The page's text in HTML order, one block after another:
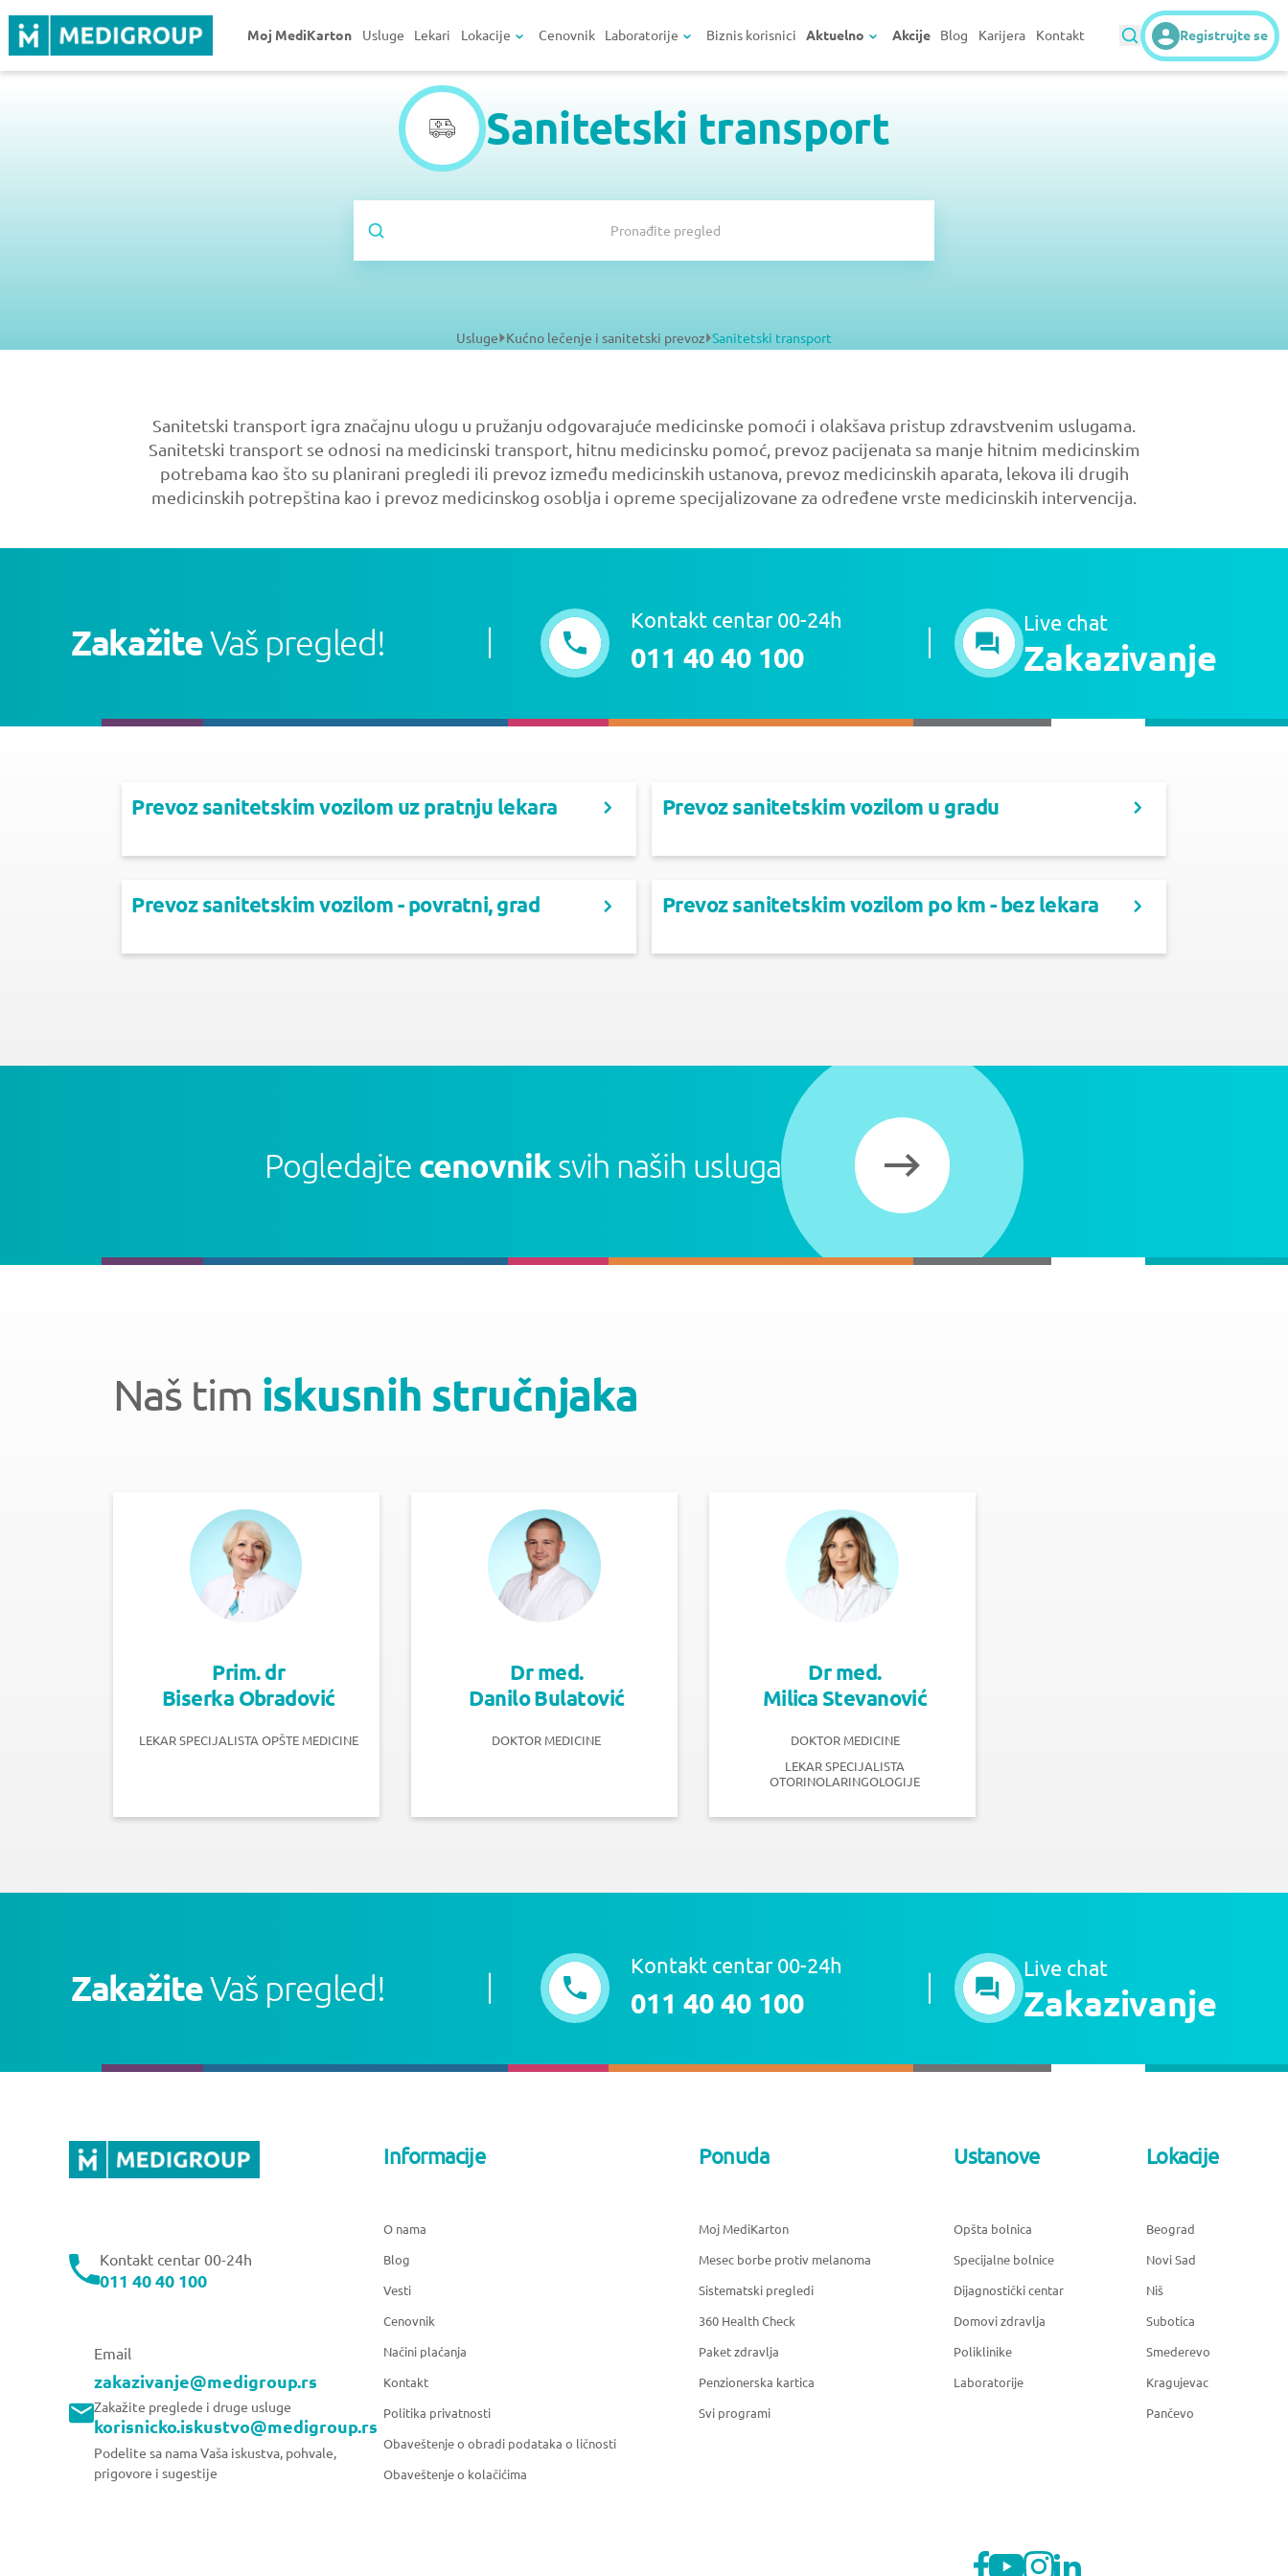
Moj MediKarton Usluge Lekari Lokacije Cenovnik Laboratorije Biznis korisnici Aktuelno Akcije Blog Karijera Kontakt Registrujte se
Sanitetski transport
Usluge Kućno lečenje i sanitetski prevoz Sanitetski transport
Sanitetski transport igra značajnu ulogu u pružanju odgovarajuće medicinske pomoći i olakšava pristup zdravstvenim uslugama.
Sanitetski transport se odnosi na medicinski transport, hitnu medicinsku pomoć, prevoz pacijenata sa manje hitnim medicinskim
potrebama kao što su planirani pregledi ili prevoz između medicinskih ustanova, prevoz medicinskih aparata, lekova ili drugih
medicinskih potrepština kao i prevoz medicinskog osoblja i opreme specijalizovane za određene vrste medicinskih intervencija.
ZakažiteVaš pregled!
Kontakt centar 00-24h
011 40 40 100
Live chat
Zakazivanje
Prevoz sanitetskim vozilom uz pratnju lekara Prevoz sanitetskim vozilom u gradu
Prevoz sanitetskim vozilom - povratni, grad Prevoz sanitetskim vozilom po km - bez lekara
Pogledajte cenovniksvih naših usluga
Naš tim iskusnih stručnjaka
Prim. dr
Biserka Obradović
LEKAR SPECIJALISTA OPŠTE MEDICINE
Dr med.
Danilo Bulatović
DOKTOR MEDICINE
Dr med.
Milica Stevanović
DOKTOR MEDICINE
LEKAR SPECIJALISTA
OTORINOLARINGOLOGIJE
ZakažiteVaš pregled!
Kontakt centar 00-24h
011 40 40 100
Live chat
Zakazivanje
Kontakt centar 00-24h
011 40 40 100
Email
zakazivanje@medigroup.rs
Zakažite preglede i druge usluge
korisnicko.iskustvo@medigroup.rs
Podelite sa nama Vaša iskustva, pohvale,
prigovore i sugestije
Informacije
O nama
Blog
Vesti
Cenovnik
Načini plaćanja
Kontakt
Politika privatnosti
Obaveštenje o obradi podataka o ličnosti
Obaveštenje o kolačićima
Ponuda
Moj MediKarton
Mesec borbe protiv melanoma
Sistematski pregledi
360 Health Check
Paket zdravlja
Penzionerska kartica
Svi programi
Ustanove
Opšta bolnica
Specijalne bolnice
Dijagnostički centar
Domovi zdravlja
Poliklinike
Laboratorije
Lokacije
Beograd
Novi Sad
Niš
Subotica
Smederevo
Kragujevac
Pančevo